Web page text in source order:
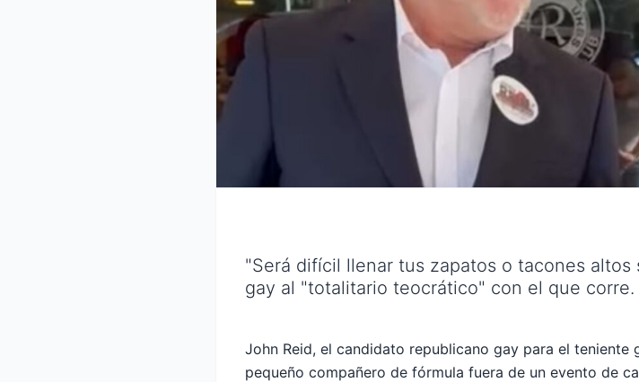
"Será difícil llenar tus zapatos o tacones
gay al "totalitario teocrático" con el que corre.
John Reid, el candidato republicano gay para el teniente
pequeño compañero de fórmula fuera de un evento de